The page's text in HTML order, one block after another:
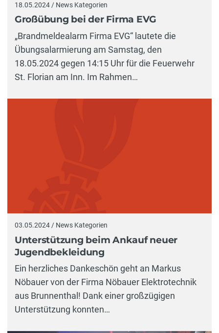
18.05.2024 / News Kategorien
Großübung bei der Firma EVG
„Brandmeldealarm Firma EVG“ lautete die
Übungsalarmierung am Samstag, den
18.05.2024 gegen 14:15 Uhr für die Feuerwehr
St. Florian am Inn. Im Rahmen…
03.05.2024 / News Kategorien
Unterstützung beim Ankauf neuer
Jugendbekleidung
Ein herzliches Dankeschön geht an Markus
Nöbauer von der Firma Nöbauer Elektrotechnik
aus Brunnenthal! Dank einer großzügigen
Unterstützung konnten…